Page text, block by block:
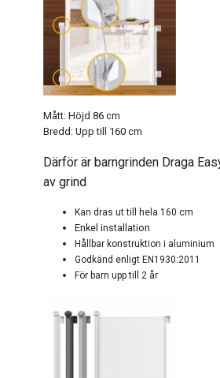
Mått: Höjd 86 cm
Bredd: Upp till 160 cm
Därför är barngrinden Draga
av grind
Kan dras ut till hela 160 cm
Enkel installation
Hållbar konstruktion i aluminium
Godkänd enligt EN1930:2011
För barn upp till 2 år